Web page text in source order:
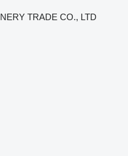
TRADE CO., LTD